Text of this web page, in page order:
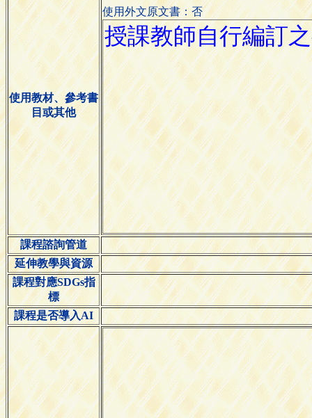
使用教材、參考書
目或其他
使用外文原文書：否
課程諮詢管道
延伸教學與資源
課程對應SDGs指
標
課程是否導入AI